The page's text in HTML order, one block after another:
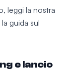
leggi la nostra
la guida sul
e lancio